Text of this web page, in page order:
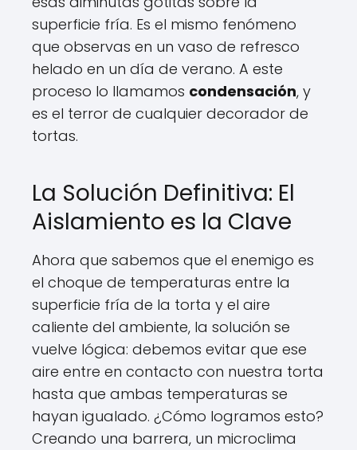
superficie fría. Es el mismo fenómeno
que observas en un vaso de refresco
helado en un día de verano. A este
proceso lo llamamos condensación, y
es el terror de cualquier decorador de
tortas.
La Solución Definitiva: El
Aislamiento es la Clave
Ahora que sabemos que el enemigo es
el choque de temperaturas entre la
superficie fría de la torta y el aire
caliente del ambiente, la solución se
vuelve lógica: debemos evitar que ese
aire entre en contacto con nuestra torta
hasta que ambas temperaturas se
hayan igualado. ¿Cómo logramos esto?
Creando una barrera, un microclima